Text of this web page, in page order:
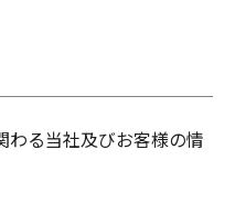
わる当社及びお客様の情